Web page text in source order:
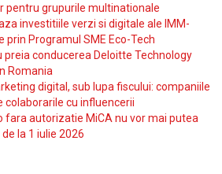
pentru grupurile multinationale
investitiile verzi si digitale ale IMM-
prin Programul SME Eco-Tech
preia conducerea Deloitte Technology
Romania
digital, sub lupa fiscului: companiile
colaborarile cu influencerii
fara autorizatie MiCA nu vor mai putea
la 1 iulie 2026